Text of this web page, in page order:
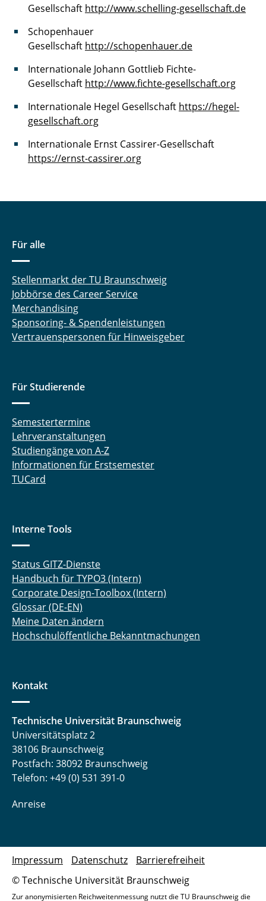
Gesellschaft http://www.schelling-gesellschaft.de
Schopenhauer
Gesellschaft http://schopenhauer.de
Internationale Johann Gottlieb Fichte-
Gesellschaft http://www.fichte-gesellschaft.org
Internationale Hegel Gesellschaft https://hegel-
gesellschaft.org
Internationale Ernst Cassirer-Gesellschaft
https://ernst-cassirer.org
Für alle
Stellenmarkt der TU Braunschweig
Jobbörse des Career Service
Merchandising
Sponsoring- & Spendenleistungen
Vertrauenspersonen für Hinweisgeber
Für Studierende
Semestertermine
Lehrveranstaltungen
Studiengänge von A-Z
Informationen für Erstsemester
TUCard
Interne Tools
Status GITZ-Dienste
Handbuch für TYPO3 (Intern)
Corporate Design-Toolbox (Intern)
Glossar (DE-EN)
Meine Daten ändern
Hochschulöffentliche Bekanntmachungen
Kontakt
Technische Universität Braunschweig
Universitätsplatz 2
38106 Braunschweig
Postfach: 38092 Braunschweig
Telefon: +49 (0) 531 391-0
Anreise
© Technische Universität Braunschweig
Impressum Datenschutz Barrierefreiheit
Zur anonymisierten Reichweitenmessung nutzt die TU Braunschweig die